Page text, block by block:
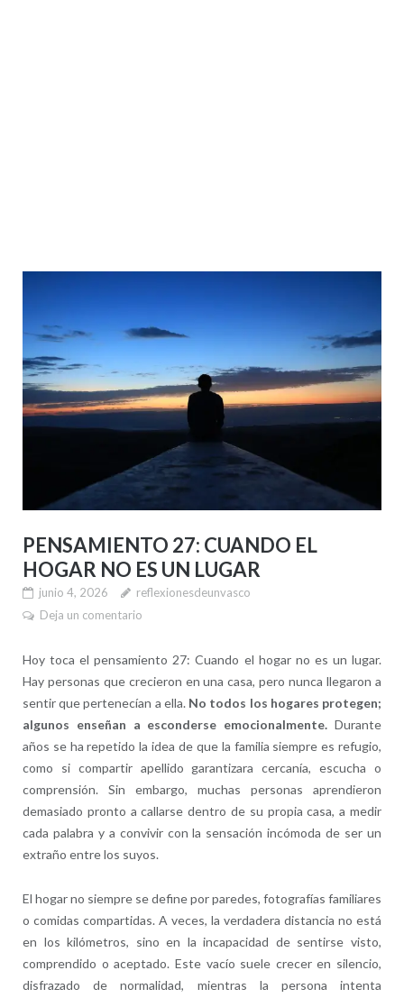
PENSAMIENTO 27: CUANDO EL
HOGAR NO ES UN LUGAR
junio 4, 2026
reflexionesdeunvasco
Deja un comentario
Hoy toca el pensamiento 27: Cuando el hogar no es un lugar.
Hay personas que crecieron en una casa, pero nunca llegaron a
sentir que pertenecían a ella. No todos los hogares protegen;
algunos enseñan a esconderse emocionalmente. Durante
años se ha repetido la idea de que la familia siempre es refugio,
como si compartir apellido garantizara cercanía, escucha o
comprensión. Sin embargo, muchas personas aprendieron
demasiado pronto a callarse dentro de su propia casa, a medir
cada palabra y a convivir con la sensación incómoda de ser un
extraño entre los suyos.
El hogar no siempre se define por paredes, fotografías familiares
o comidas compartidas. A veces, la verdadera distancia no está
en los kilómetros, sino en la incapacidad de sentirse visto,
comprendido o aceptado. Este vacío suele crecer en silencio,
disfrazado de normalidad, mientras la persona intenta